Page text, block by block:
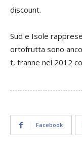
discount.
Sud e Isole
ortofrutta sono
t, tranne nel 2012
Facebook